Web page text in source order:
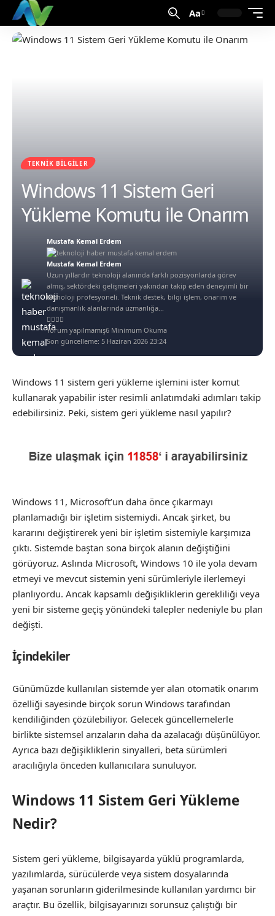
Aa
TEKNIK BILGILER
Windows 11 Sistem Geri
Yükleme Komutu ile Onarım
Son güncelleme: 5 Haziran 2026 23:24
Mustafa Kemal Erdem
Mustafa Kemal Erdem
Uzun yıllardır teknoloji alanında farklı pozisyonlarda görev
almış, sektördeki gelişmeleri yakından takip eden deneyimli bir
teknoloji profesyoneli. Teknik destek, bilgi işlem, onarım ve
danışmanlık alanlarında uzmanlığa...
Yorum yapılmamış6 Minimum Okuma
Windows 11 sistem geri yükleme işlemini ister komut
kullanarak yapabilir ister resimli anlatımdaki adımları takip
edebilirsiniz. Peki, sistem geri yükleme nasıl yapılır?
Windows 11, Microsoft’un daha önce çıkarmayı
planlamadığı bir işletim sistemiydi. Ancak şirket, bu
kararını değiştirerek yeni bir işletim sistemiyle karşımıza
çıktı. Sistemde baştan sona birçok alanın değiştiğini
görüyoruz. Aslında Microsoft, Windows 10 ile yola devam
etmeyi ve mevcut sistemin yeni sürümleriyle ilerlemeyi
planlıyordu. Ancak kapsamlı değişikliklerin gerekliliği veya
yeni bir sisteme geçiş yönündeki talepler nedeniyle bu plan
değişti.
İçindekiler
Günümüzde kullanılan sistemde yer alan otomatik onarım
özelliği sayesinde birçok sorun Windows tarafından
kendiliğinden çözülebiliyor. Gelecek güncellemelerle
birlikte sistemsel arızaların daha da azalacağı düşünülüyor.
Ayrıca bazı değişikliklerin sinyalleri, beta sürümleri
aracılığıyla önceden kullanıcılara sunuluyor.
Windows 11 Sistem Geri Yükleme
Nedir?
Sistem geri yükleme, bilgisayarda yüklü programlarda,
yazılımlarda, sürücülerde veya sistem dosyalarında
yaşanan sorunların giderilmesinde kullanılan yardımcı bir
araçtır. Bu özellik, bilgisayarınızı sorunsuz çalıştığı bir